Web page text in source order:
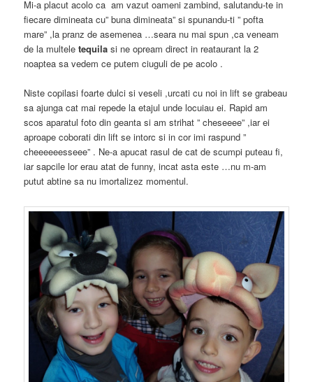
Mi-a placut acolo ca am vazut oameni zambind, salutandu-te in
fiecare dimineata cu” buna dimineata” si spunandu-ti ” pofta
mare” ,la pranz de asemenea …seara nu mai spun ,ca veneam
de la multeletequila si ne opream direct in reataurant la 2
noaptea sa vedem ce putem ciuguli de pe acolo .
Niste copilasi foarte dulci si veseli ,urcati cu noi in lift se grabeau
sa ajunga cat mai repede la etajul unde locuiau ei. Rapid am
scos aparatul foto din geanta si am strihat ” cheseeee” ,iar ei
aproape coborati din lift se intorc si in cor imi raspund ”
cheeeeeesseee” . Ne-a apucat rasul de cat de scumpi puteau fi,
iar sapcile lor erau atat de funny, incat asta este …nu m-am
putut abtine sa nu imortalizez momentul.